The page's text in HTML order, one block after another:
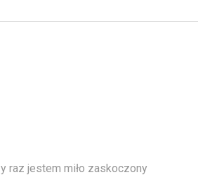
raz jestem miło zaskoczony